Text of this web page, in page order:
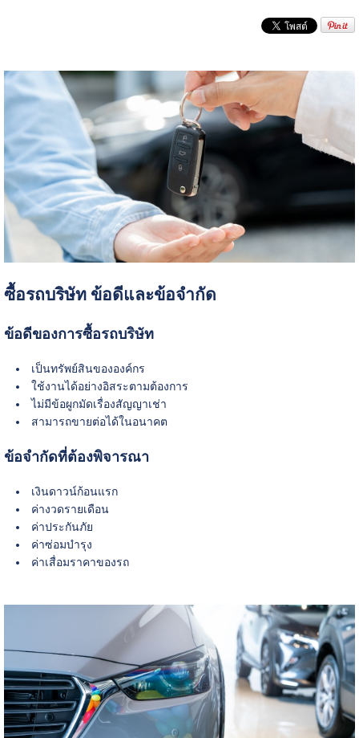
ซื้อรถบริษัท ข้อดีและข้อจำกัด
ข้อดีของการซื้อรถบริษัท
เป็นทรัพย์สินขององค์กร
ใช้งานได้อย่างอิสระตามต้องการ
ไม่มีข้อผูกมัดเรื่องสัญญาเช่า
สามารถขายต่อได้ในอนาคต
ข้อจำกัดที่ต้องพิจารณา
เงินดาวน์ก้อนแรก
ค่างวดรายเดือน
ค่าประกันภัย
ค่าซ่อมบำรุง
ค่าเสื่อมราคาของรถ